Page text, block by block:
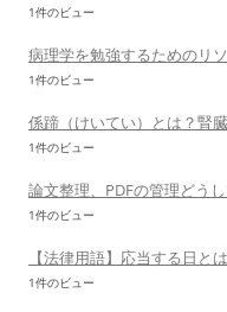
1件のビュー
病理学を勉強するためのリ
1件のビュー
係蹄（けいてい）とは？腎
1件のビュー
論文整理、PDFの管理どう
1件のビュー
【法律用語】応当する日と
1件のビュー